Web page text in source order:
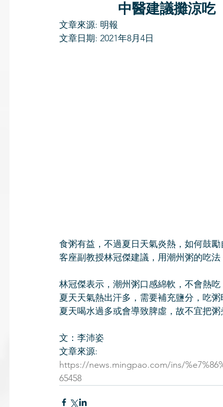
中醫建議攤涼吃
文章來源: 明報
文章日期: 2021年8月4日
食粥有益，不過夏日天氣炎熱，如何鼓
客座副教授林冠傑建議，用潮州粥的吃
林冠傑表示，潮州粥口感綿軟，不會熱
夏天天氣熱出汗多，需要補充鹽分，吃
夏天喝水過多或會導致脾虛，故不宜把
文：李沛姿
文章來源:
https://news.mingpao.com/ins/
65458